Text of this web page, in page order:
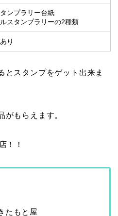
タンプラリー台紙
ルスタンプラリーの2種類
り
とスタンプをゲット出来ま
がもらえます。
！！
たもと屋